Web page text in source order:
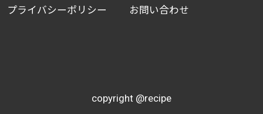
プライバシーポリシー お問い合わせ
copyright @recipe